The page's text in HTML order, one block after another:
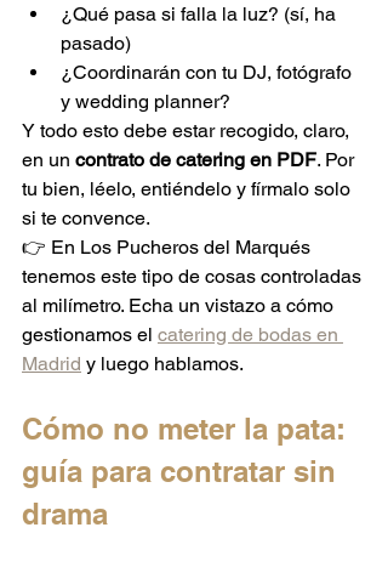
¿Qué pasa si falla la luz? (sí, ha
pasado)
¿Coordinarán con tu DJ, fotógrafo
y wedding planner?
Y todo esto debe estar recogido, claro,
en un contrato de catering en PDF. Por
tu bien, léelo, entiéndelo y fírmalo solo
si te convence.
👉 En Los Pucheros del Marqués
tenemos este tipo de cosas controladas
al milímetro. Echa un vistazo a cómo
gestionamos el catering de bodas en
Madrid y luego hablamos.
Cómo no meter la pata:
guía para contratar sin
drama